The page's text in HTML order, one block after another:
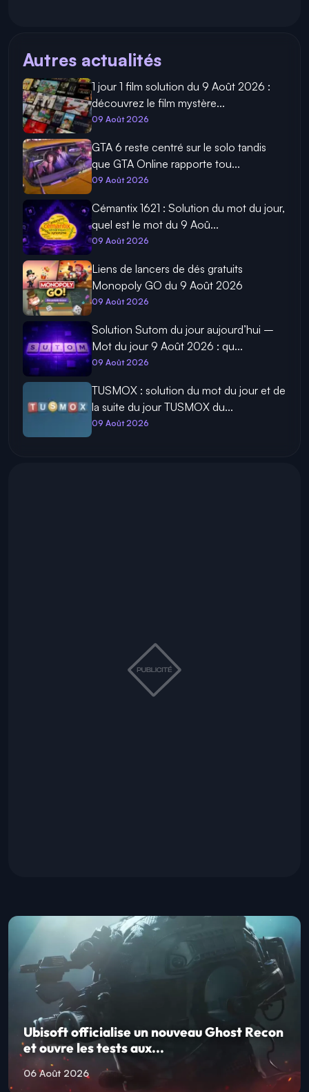
Autres actualités
1 jour 1 film solution du 9 Août 2026 :
découvrez le film mystère...
09 Août 2026
GTA 6 reste centré sur le solo tandis
que GTA Online rapporte tou...
09 Août 2026
Cémantix 1621 : Solution du mot du jour,
quel est le mot du 9 Aoû...
09 Août 2026
Liens de lancers de dés gratuits
Monopoly GO du 9 Août 2026
09 Août 2026
Solution Sutom du jour aujourd’hui –
Mot du jour 9 Août 2026 : qu...
09 Août 2026
TUSMOX : solution du mot du jour et de
la suite du jour TUSMOX du...
09 Août 2026
Ubisoft officialise un nouveau Ghost Recon
et ouvre les tests aux...
06 Août 2026